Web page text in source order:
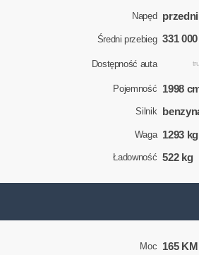
Napęd przedni
Średni przebieg 331
Dostępność auta
Pojemność 1998
Silnik
Waga 1293 kg
Ładowność 522 kg
Moc 165 KM